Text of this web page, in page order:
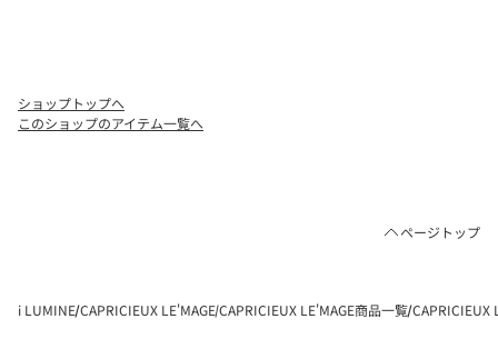
ショップトップへ
このショップのアイテム一覧へ
ページトップ
i LUMINE CAPRICIEUX LE'MAGE CAPRICIEUX LE'MAGE商品一覧 CAPRICIEUX